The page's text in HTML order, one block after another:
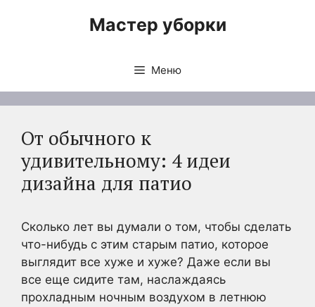
Мастер уборки
Меню
От обычного к
удивительному: 4 идеи
дизайна для патио
Сколько лет вы думали о том, чтобы сделать
что-нибудь с этим старым патио, которое
выглядит все хуже и хуже? Даже если вы
все еще сидите там, наслаждаясь
прохладным ночным воздухом в летнюю